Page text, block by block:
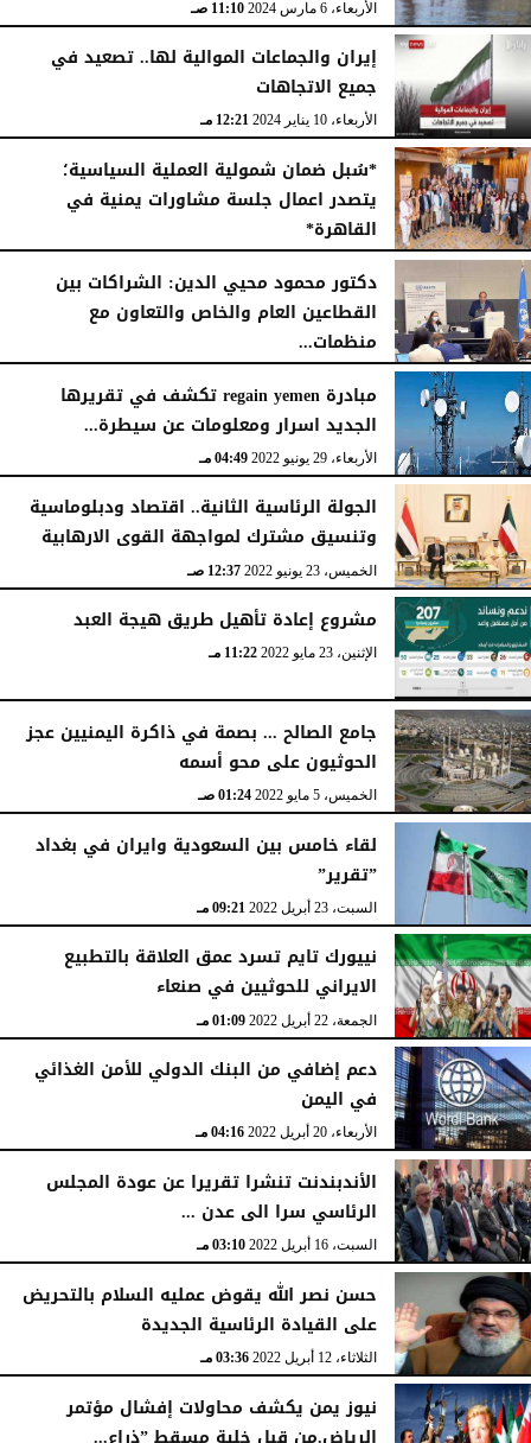
الأربعاء، 6 مارس 2024 11:10 صـ
إيران والجماعات الموالية لها.. تصعيد في
جميع الاتجاهات
الأربعاء، 10 يناير 2024 12:21 مـ
*سُبل ضمان شمولية العملية السياسية؛
يتصدر اعمال جلسة مشاورات يمنية في
القاهرة*
الخميس، 21 ديسمبر 2023
دكتور محمود محيي الدين: الشراكات بين
القطاعين العام والخاص والتعاون مع
منظمات...
الثلاثاء، 18 أكتوبر 2022 08:12 صـ
مبادرة regain yemen تكشف في تقريرها
الجديد اسرار ومعلومات عن سيطرة...
الأربعاء، 29 يونيو 2022 04:49 مـ
الجولة الرئاسية الثانية.. اقتصاد ودبلوماسية
وتنسيق مشترك لمواجهة القوى الارهابية
الخميس، 23 يونيو 2022 12:37 صـ
مشروع إعادة تأهيل طريق هيجة العبد
الإثنين، 23 مايو 2022 11:22 مـ
جامع الصالح ... بصمة في ذاكرة اليمنيين عجز
الحوثيون على محو أسمه
الخميس، 5 مايو 2022 01:24 صـ
لقاء خامس بين السعودية وايران في بغداد
”تقرير”
السبت، 23 أبريل 2022 09:21 مـ
نييورك تايم تسرد عمق العلاقة بالتطبيع
الايراني للحوثيين في صنعاء
الجمعة، 22 أبريل 2022 01:09 مـ
دعم إضافي من البنك الدولي للأمن الغذائي
في اليمن
الأربعاء، 20 أبريل 2022 04:16 مـ
الأندبندنت تنشرا تقريرا عن عودة المجلس
الرئاسي سرا الى عدن ...
السبت، 16 أبريل 2022 03:10 مـ
حسن نصر الله يقوض عمليه السلام بالتحريض
على القيادة الرئاسية الجديدة
الثلاثاء، 12 أبريل 2022 03:36 مـ
نيوز يمن يكشف محاولات إفشال مؤتمر